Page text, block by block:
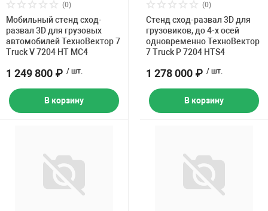
(0)
Мобильный стенд сход-
развал 3D для грузовых
автомобилей ТехноВектор 7
Truck V 7204 HT MC4
1 249 800 ₽ / шт.
В корзину
(0)
Стенд сход-развал 3D для
грузовиков, до 4-х осей
одновременно ТехноВектор
7 Truck P 7204 HTS4
1 278 000 ₽ / шт.
В корзину